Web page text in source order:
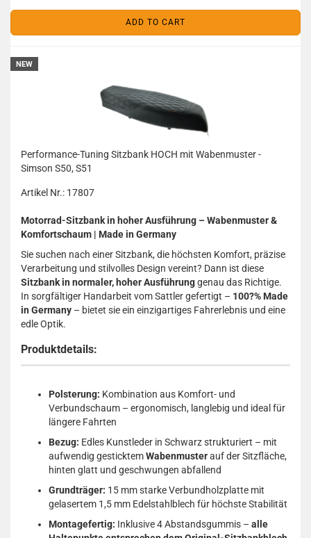
ADD TO CART
NEW
Performance-Tuning Sitzbank HOCH mit Wabenmuster -
Simson S50, S51
Artikel Nr.: 17807
Motorrad-Sitzbank in hoher Ausführung – Wabenmuster &
Komfortschaum | Made in Germany
Sie suchen nach einer Sitzbank, die höchsten Komfort, präzise
Verarbeitung und stilvolles Design vereint? Dann ist diese
Sitzbank in normaler, hoher Ausführunggenau das Richtige.
In sorgfältiger Handarbeit vom Sattler gefertigt – 100?% Made
in Germany – bietet sie ein einzigartiges Fahrerlebnis und eine
edle Optik.
Produktdetails:
Polsterung: Kombination aus Komfort- und
Verbundschaum – ergonomisch, langlebig und ideal für
längere Fahrten
Bezug: Edles Kunstleder in Schwarz strukturiert – mit
aufwendig gesticktemWabenmusterauf der Sitzfläche,
hinten glatt und geschwungen abfallend
Grundträger: 15 mm starke Verbundholzplatte mit
gelasertem 1,5 mm Edelstahlblech für höchste Stabilität
Montagefertig: Inklusive 4 Abstandsgummis – alle